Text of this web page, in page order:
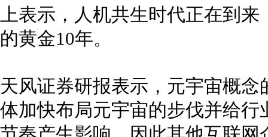
上表示，人机共生时代正在到
的黄金10年。
天风证券研报表示，元宇宙概
体加快布局元宇宙的步伐并给